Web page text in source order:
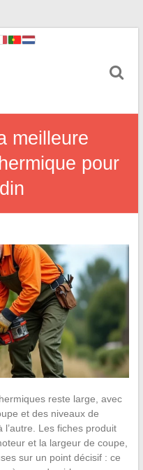
meilleure
pour
reste large, avec
et des niveaux de
l’autre. Les fiches produit
et la largeur de coupe,
sur un point décisif : ce